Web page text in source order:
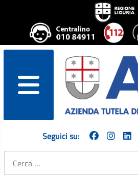
menu
Seguici su: